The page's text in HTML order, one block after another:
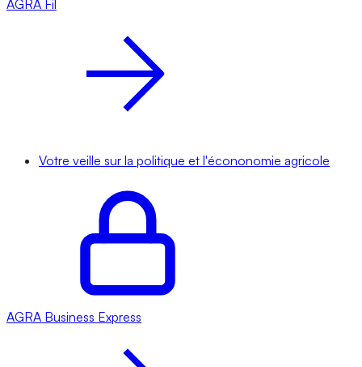
AGRA Fil
Votre veille sur la politique et l'écononomie agricole
AGRA Business Express